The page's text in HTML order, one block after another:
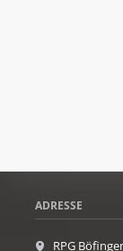
ADRESSE
RPG